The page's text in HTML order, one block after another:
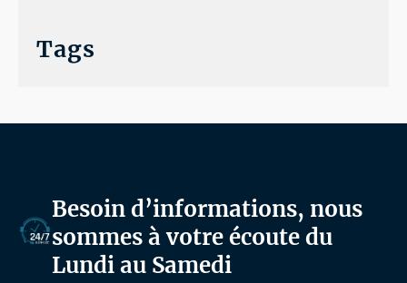
Tags
Besoin d’informations, nous
sommes à votre écoute du
Lundi au Samedi